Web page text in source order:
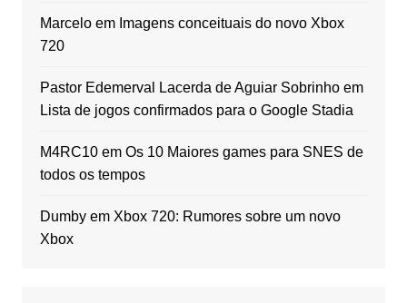
Marceloem Imagens conceituais do novo Xbox
720
Pastor Edemerval Lacerda de Aguiar Sobrinhoem
Lista de jogos confirmados para o Google Stadia
M4RC10em Os 10 Maiores games para SNES de
todos os tempos
Dumbyem Xbox 720: Rumores sobre um novo
Xbox